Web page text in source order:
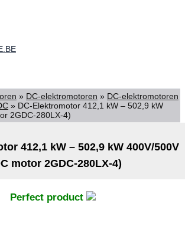
» DC-elektromotoren » DC-elektromotoren
» DC-Elektromotor 412,1 kW – 502,9 kW
2GDC-280LX-4)
412,1 kW – 502,9 kW 400V/500V
motor 2GDC-280LX-4)
Perfect product